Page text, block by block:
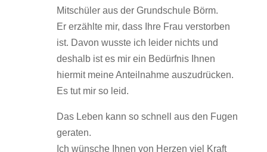
Mitschüler aus der Grundschule Börm.
Er erzählte mir, dass Ihre Frau verstorben
ist. Davon wusste ich leider nichts und
deshalb ist es mir ein Bedürfnis Ihnen
hiermit meine Anteilnahme auszudrücken.
Es tut mir so leid.
Das Leben kann so schnell aus den Fugen
geraten.
Ich wünsche Ihnen von Herzen viel Kraft